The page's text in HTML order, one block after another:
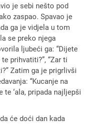
je sebi nešto pod
zaspao. Spavao je
ga je vidjela u tom
se preko njega
ljubeći ga: “Dijete
prihvatiti?”, “Zar ti
Zatim ga je prigrlivši
“Kucanje na
te ‘ala, pripada najljepši
će doći dan kada